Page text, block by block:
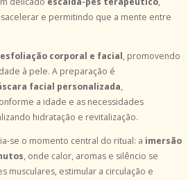
e permitindo que a mente entre
esfoliação corporal e facial, promovendo
à pele. A preparação é
facial personalizada,
a idade e as necessidades
hidratação e revitalização.
se o momento central do ritual: a imersão
, onde calor, aromas e silêncio se
musculares, estimular a circulação e